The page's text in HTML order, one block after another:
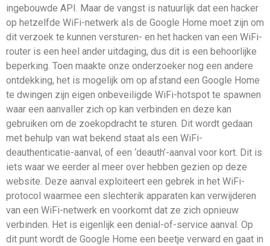
ingebouwde API. Maar de vangst is natuurlijk dat een hacker
op hetzelfde WiFi-netwerk als de Google Home moet zijn om
dit verzoek te kunnen versturen- en het hacken van een WiFi-
router is een heel ander uitdaging, dus dit is een behoorlijke
beperking. Toen maakte onze onderzoeker nog een andere
ontdekking, het is mogelijk om op afstand een Google Home
te dwingen zijn eigen onbeveiligde WiFi-hotspot te spawnen
waar een aanvaller zich op kan verbinden en deze kan
gebruiken om de zoekopdracht te sturen. Dit wordt gedaan
met behulp van wat bekend staat als een WiFi-
deauthenticatie-aanval, of een ‘deauth’-aanval voor kort. Dit is
iets waar we eerder al meer over hebben gezien op deze
website. Deze aanval exploiteert een gebrek in het WiFi-
protocol waarmee een slechterik apparaten kan verwijderen
van een WiFi-netwerk en voorkomt dat ze zich opnieuw
verbinden. Het is eigenlijk een denial-of-service aanval. Op
dit punt wordt de Google Home een beetje verward en gaat in